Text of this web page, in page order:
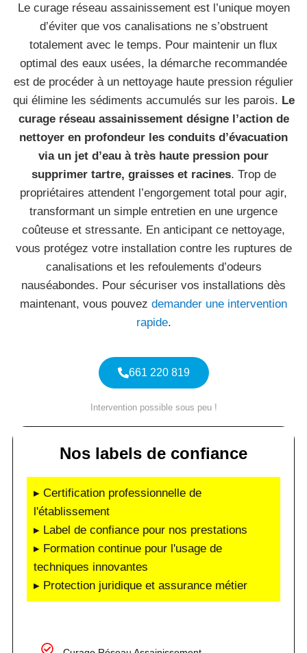
Le curage réseau assainissement est l’unique moyen
d’éviter que vos canalisations ne s’obstruent
totalement avec le temps. Pour maintenir un flux
optimal des eaux usées, la démarche recommandée
est de procéder à un nettoyage haute pression régulier
qui élimine les sédiments accumulés sur les parois. Le
curage réseau assainissement désigne l’action de
nettoyer en profondeur les conduits d’évacuation
via un jet d’eau à très haute pression pour
supprimer tartre, graisses et racines. Trop de
propriétaires attendent l’engorgement total pour agir,
transformant un simple entretien en une urgence
coûteuse et stressante. En anticipant ce nettoyage,
vous protégez votre installation contre les ruptures de
canalisations et les refoulements d’odeurs
nauséabondes. Pour sécuriser vos installations dès
maintenant, vous pouvez demander une intervention
rapide.
661 220 819
Intervention possible sous peu !
Nos labels de confiance
▸ Certification professionnelle de
l'établissement
▸ Label de confiance pour nos prestations
▸ Formation continue pour l'usage de
techniques innovantes
▸ Protection juridique et assurance métier